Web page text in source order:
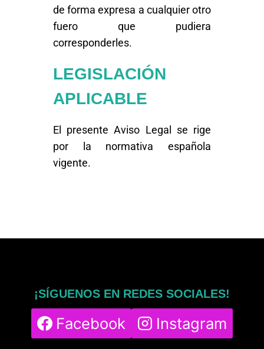
de forma expresa a cualquier otro
fuero que pudiera
corresponderles.
LEGISLACIÓN
APLICABLE
El presente Aviso Legal se rige
por la normativa española
vigente.
¡SÍGUENOS EN REDES SOCIALES!
Facebook Instagram